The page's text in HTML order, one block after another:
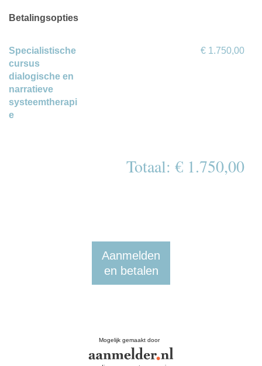
Betalingsopties
Specialistische
cursus
dialogische en
narratieve
systeemtherapi
e
€ 1.750,00
Totaal: € 1.750,00
Aanmelden
en betalen
Mogelijk gemaakt door